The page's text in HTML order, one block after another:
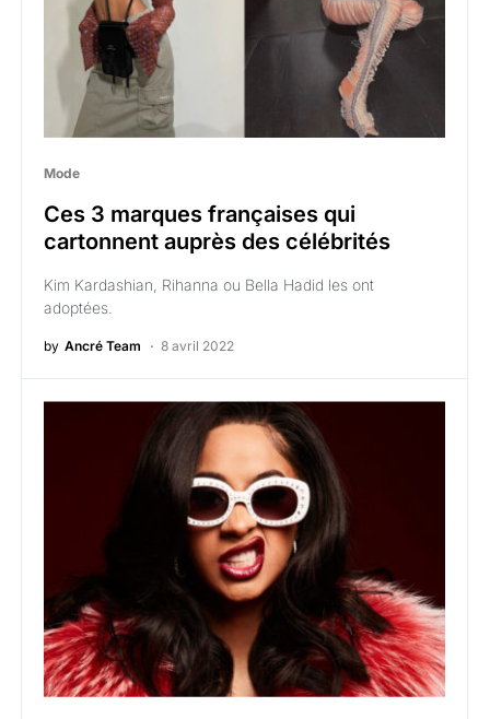
Mode
Ces 3 marques françaises qui
cartonnent auprès des célébrités
Kim Kardashian, Rihanna ou Bella Hadid les ont
adoptées.
by Ancré Team 8 avril 2022